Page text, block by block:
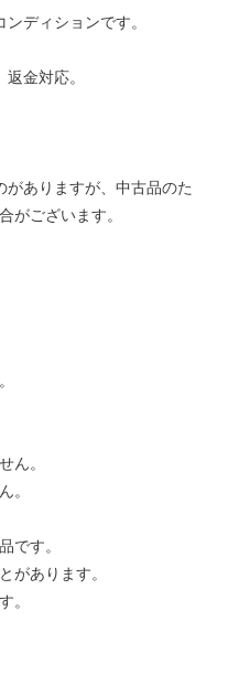
ディションです。
金対応。
ありますが、中古品のた
がございます。
ん。
。
す。
あります。
。